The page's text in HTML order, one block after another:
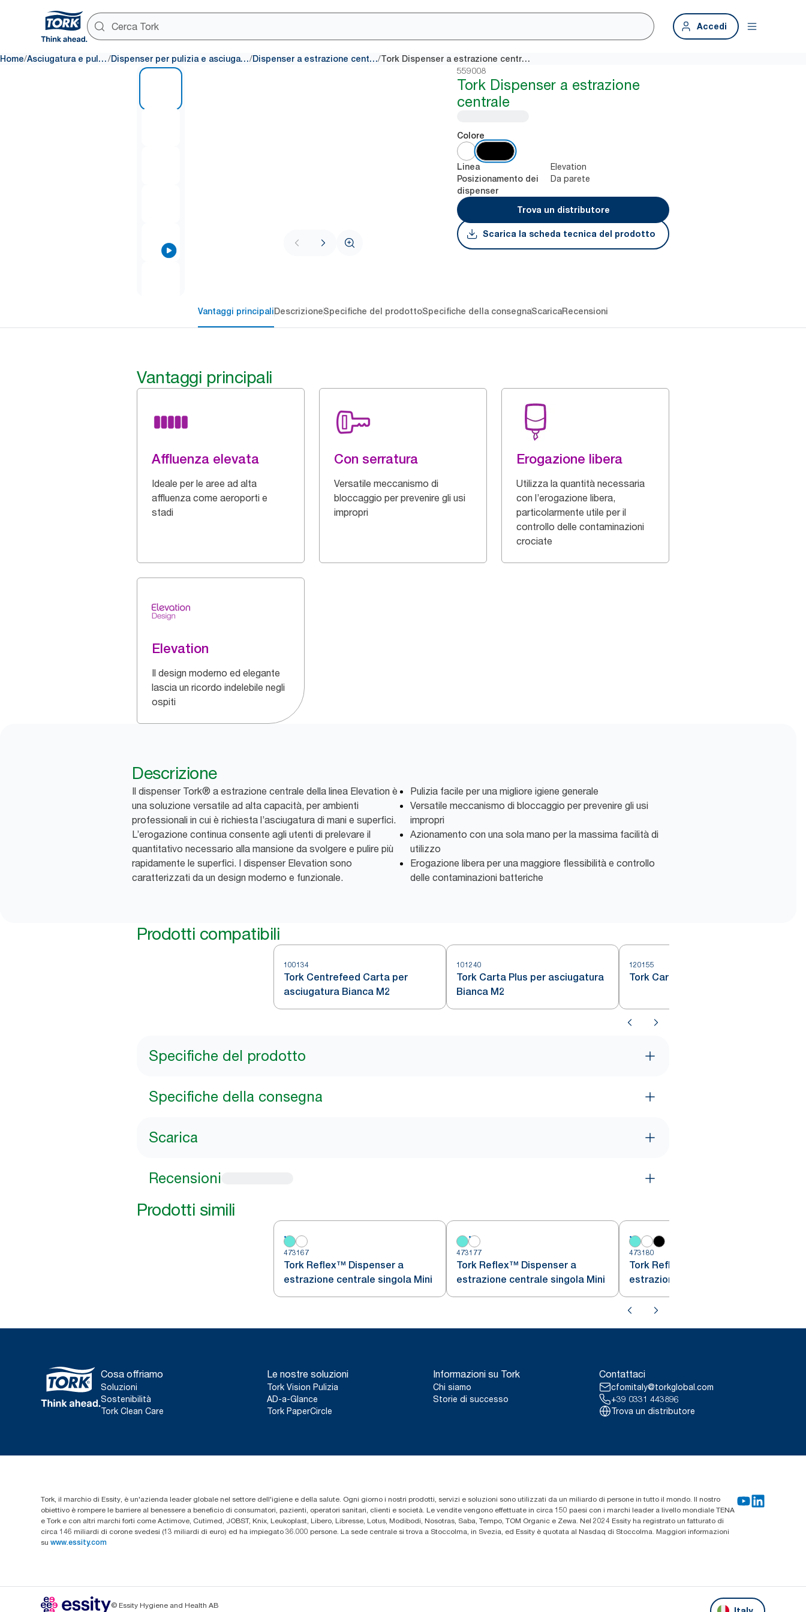
Accedi
Home/ Asciugatura e pulizia / Dispenser per pulizia e asciugatura/ Dispenser a estrazione centrale/ Tork Dispenser a estrazione centrale
559008
Tork Dispenser a estrazione
centrale
Colore
Linea Elevation
Posizionamento dei
dispenser
Da parete
Trova un distributore
Scarica la scheda tecnica del prodotto
Vantaggi principaliDescrizioneSpecifiche del prodottoSpecifiche della consegnaScaricaRecensioni
Vantaggi principali
Affluenza elevata
Ideale per le aree ad alta
affluenza come aeroporti e
stadi
Con serratura
Versatile meccanismo di
bloccaggio per prevenire gli usi
impropri
Erogazione libera
Utilizza la quantità necessaria
con l’erogazione libera,
particolarmente utile per il
controllo delle contaminazioni
crociate
Elevation
Il design moderno ed elegante
lascia un ricordo indelebile negli
ospiti
Descrizione
Il dispenser Tork® a estrazione centrale della linea Elevation è
una soluzione versatile ad alta capacità, per ambienti
professionali in cui è richiesta l’asciugatura di mani e superfici.
L’erogazione continua consente agli utenti di prelevare il
quantitativo necessario alla mansione da svolgere e pulire più
rapidamente le superfici. I dispenser Elevation sono
caratterizzati da un design moderno e funzionale.
Pulizia facile per una migliore igiene generale
Versatile meccanismo di bloccaggio per prevenire gli usi
impropri
Azionamento con una sola mano per la massima facilità di
utilizzo
Erogazione libera per una maggiore flessibilità e controllo
delle contaminazioni batteriche
Prodotti compatibili
100134
Tork Centrefeed Carta per
asciugatura Bianca M2
101240
Tork Carta Plus per asciugatura
Bianca M2
120155
Tork Carta monovelo
Specifiche del prodotto
Specifiche della consegna
Scarica
Recensioni
Prodotti simili
473167
Tork Reflex™ Dispenser a
estrazione centrale singola Mini
473177
Tork Reflex™ Dispenser a
estrazione centrale singola Mini
473180
Tork Reflex™ Dispenser a
estrazione centrale, bianco e
turchese, M4
Cosa offriamo
Soluzioni
Sostenibilità
Tork Clean Care
Le nostre soluzioni
Tork Vision Pulizia
AD-a-Glance
Tork PaperCircle
Informazioni su Tork
Chi siamo
Storie di successo
Contattaci
cfomitaly@torkglobal.com
+39 0331 443896
Trova un distributore
Tork, il marchio di Essity, è un'azienda leader globale nel settore dell'igiene e della salute. Ogni giorno i nostri prodotti, servizi e soluzioni sono utilizzati da un miliardo di persone in tutto il mondo. Il nostro
obiettivo è rompere le barriere al benessere a beneficio di consumatori, pazienti, operatori sanitari, clienti e società. Le vendite vengono effettuate in circa 150 paesi con i marchi leader a livello mondiale TENA
e Tork e con altri marchi forti come Actimove, Cutimed, JOBST, Knix, Leukoplast, Libero, Libresse, Lotus, Modibodi, Nosotras, Saba, Tempo, TOM Organic e Zewa. Nel 2024 Essity ha registrato un fatturato di
circa 146 miliardi di corone svedesi (13 miliardi di euro) ed ha impiegato 36.000 persone. La sede centrale si trova a Stoccolma, in Svezia, ed Essity è quotata al Nasdaq di Stoccolma. Maggiori informazioni
su www.essity.com
© Essity Hygiene and Health AB